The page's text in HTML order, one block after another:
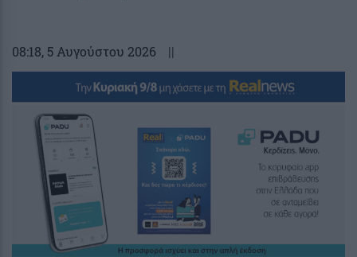
08:18, 5 Αυγούστου 2026 ||